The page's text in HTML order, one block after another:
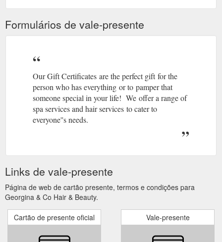
Formulários de vale-presente
Our Gift Certificates are the perfect gift for the
person who has everything or to pamper that
someone special in your life! We offer a range of
spa services and hair services to cater to
everyone''s needs.
Links de vale-presente
Página de web de cartão presente, termos e condições para
Georgina & Co Hair & Beauty.
Cartão de presente oficial Vale-presente